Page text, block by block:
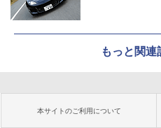
もっと関連
本サイトのご利用について